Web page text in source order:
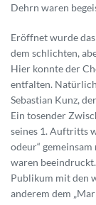
Dehrn waren
Eröffnet wurde
dem schlichten,
Hier konnte der
entfalten. Natürlich
Sebastian Kunz,
Ein tosender
seines 1. Auftritts
odeur“
waren
Publikum mit den
anderem dem